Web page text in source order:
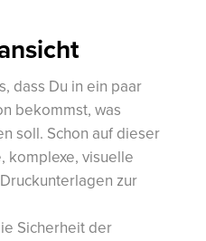
dass Du in ein paar
bekommst, was
soll. Schon auf dieser
komplexe, visuelle
zur
Sicherheit der